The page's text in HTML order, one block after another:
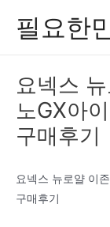
필요한
요넥스
노GX아
구매후기
요넥스 뉴로얄 이
구매후기